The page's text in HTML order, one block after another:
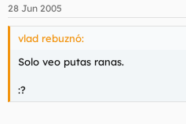
28 Jun 2005
vlad rebuznó:
Solo veo putas ranas.
:?